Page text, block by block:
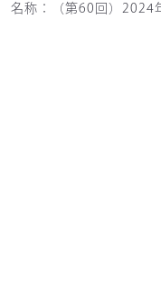
名称：（第60回）